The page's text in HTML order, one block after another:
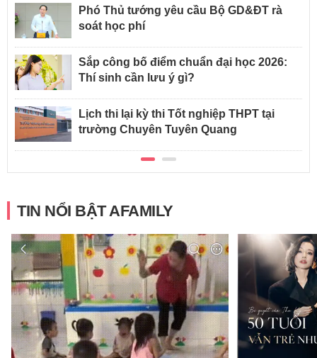
Phó Thủ tướng yêu cầu Bộ GD&ĐT rà
soát học phí
Sắp công bố điểm chuẩn đại học 2026:
Thí sinh cần lưu ý gì?
Lịch thi lại kỳ thi Tốt nghiệp THPT tại
trường Chuyên Tuyên Quang
TIN NỔI BẬT AFAMILY